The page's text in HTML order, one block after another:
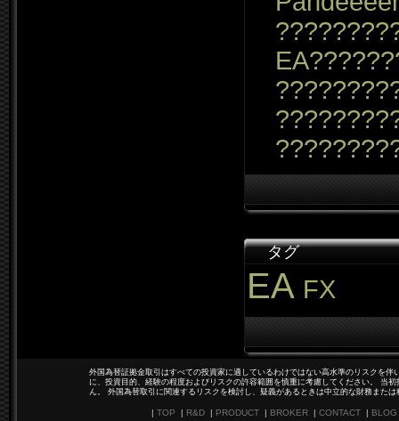
タグ
EA FX
外国為替証拠金取引はすべての投資家に適しているわけではない高水準のリスクを
に、投資目的、経験の程度およびリスクの許容範囲を慎重に考慮してください。 当
ん。 外国為替取引に関連するリスクを検討し、疑義があるときは中立的な財務また
| TOP | R&D| PRODUCT| BROKER| CONTACT| BLOG